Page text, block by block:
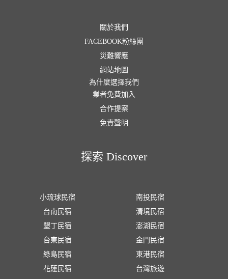
關於我們
FACEBOOK粉絲團
災難響應
網站地圖
為什麼選擇我們
業者免費加入
合作提案
免責聲明
探索 Discover
小琉球民宿
台南民宿
墾丁民宿
台東民宿
綠島民宿
花蓮民宿
南投民宿
清境民宿
澎湖民宿
金門民宿
東港民宿
台灣旅遊